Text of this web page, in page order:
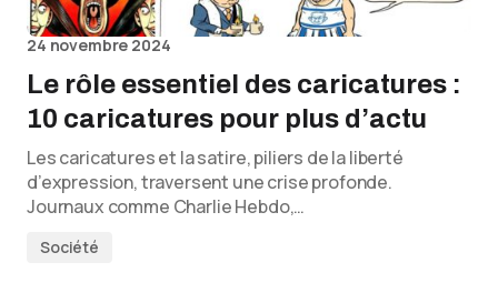
24 novembre 2024
Le rôle essentiel des caricatures :
10 caricatures pour plus d’actu
Les caricatures et la satire, piliers de la liberté
d’expression, traversent une crise profonde.
Journaux comme Charlie Hebdo,…
Société